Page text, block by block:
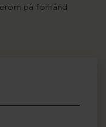
på forhånd